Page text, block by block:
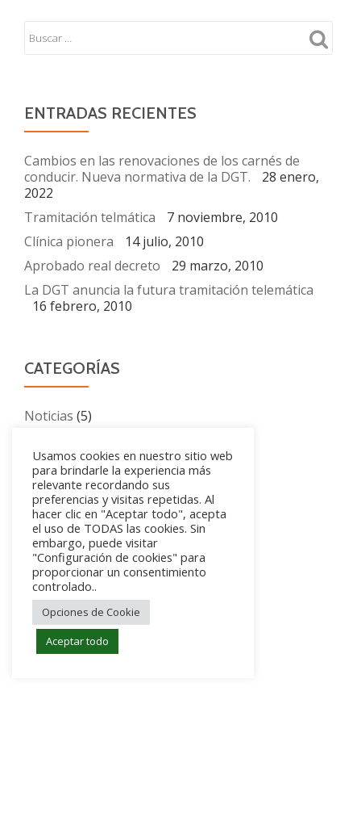
futura
ENTRADAS RECIENTES
Cambios en las renovaciones de los carnés de
conducir. Nueva normativa de la DGT.
28 enero,
2022
Tramitación telmática
7 noviembre, 2010
Clínica pionera
14 julio, 2010
Aprobado real decreto
29 marzo, 2010
La DGT anuncia la futura tramitación telemática
16 febrero, 2010
CATEGORÍAS
Noticias (5)
Usamos cookies en nuestro sitio web
para brindarle la experiencia más
relevante recordando sus
preferencias y visitas repetidas. Al
hacer clic en "Aceptar todo", acepta
el uso de TODAS las cookies. Sin
embargo, puede visitar
"Configuración de cookies" para
proporcionar un consentimiento
controlado..
Opciones de Cookie
Aceptar todo